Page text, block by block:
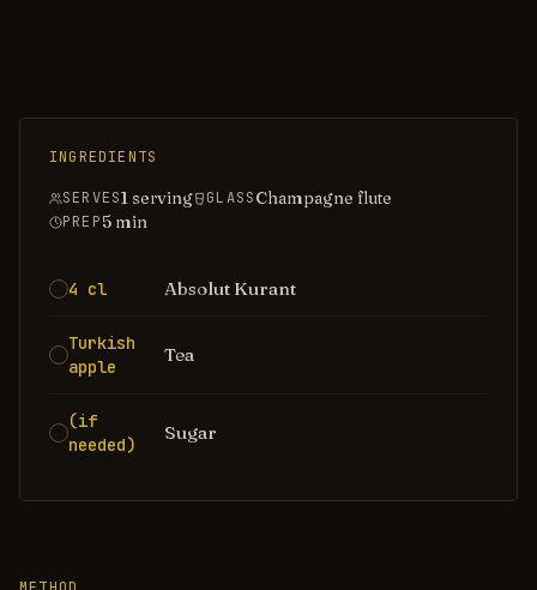
INGREDIENTS
SERVES1 serving GLASSChampagne flute
PREP5min
4 cl Absolut Kurant
Turkish
apple
Tea
(if
needed)
Sugar